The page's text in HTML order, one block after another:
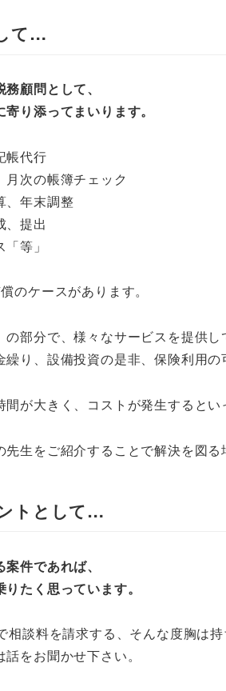
て…
顧問として、
り添ってまいります。
帳代行
月次の帳簿チェック
、年末調整
、提出
等」
のケースがあります。
部分で、様々なサービスを提供し
繰り、設備投資の是非、保険利用
が大きく、コストが発生すると
生をご紹介することで解決を図る
トとして…
件であれば、
たく思っています。
談料を請求する、そんな度胸は持
をお聞かせ下さい。